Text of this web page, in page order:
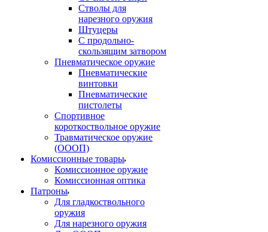
Стволы для
нарезного оружия
Штуцеры
С продольно-
скользящим затвором
Пневматическое оружие
Пневматические
винтовки
Пневматические
пистолеты
Спортивное
короткоствольное оружие
Травматическое оружие
(ОООП)
Комиссионные товары
Комиссионное оружие
Комиссионная оптика
Патроны
Для гладкоствольного
оружия
Для нарезного оружия